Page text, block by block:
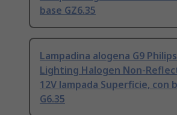
base GZ6.35
Lampadina alogena G9 Philips
Lighting Halogen Non-
12V lampada Superficie, con
G6.35